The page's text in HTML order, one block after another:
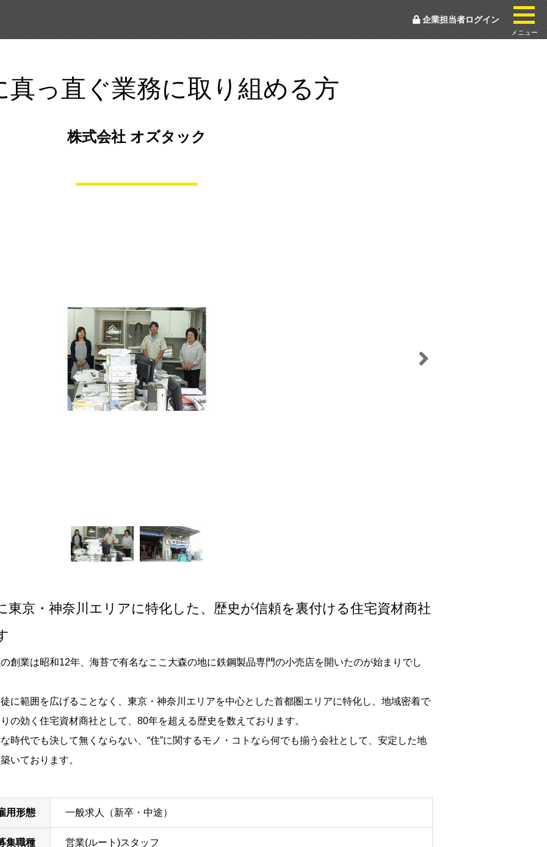
企業担当者ログイン
メニュー
真っ直ぐ業務に取り組める方
株式会社 オズタック
東京・神奈川エリアに特化した、歴史が信頼を裏付ける住宅資材商社
創業は昭和12年、海苔で有名なここ大森の地に鉄鋼製品専門の小売店を開いたのが始まりでし
に範囲を広げることなく、東京・神奈川エリアを中心とした首都圏エリアに特化し、地域密着で
の効く住宅資材商社として、80年を超える歴史を数えております。
時代でも決して無くならない、“住”に関するモノ・コトなら何でも揃う会社として、安定した地
いております。
用形態 一般求人（新卒・中途）
集職種
営業(ルート)スタッフ